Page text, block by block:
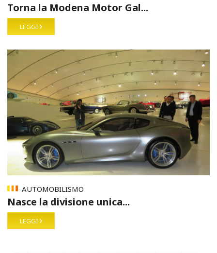
Torna la Modena Motor Gal...
LEGGI
AUTOMOBILISMO
Nasce la divisione unica...
LEGGI